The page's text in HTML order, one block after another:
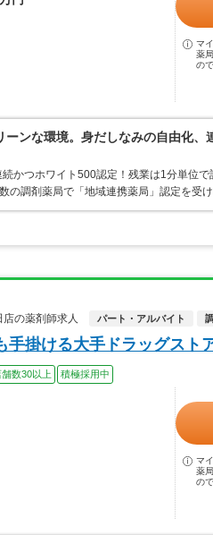
マ
薬
の
ーンな環境。身だしなみの自由化
かつホワイト500認定！残業は1分単位
の調剤薬局で「地域連携薬局」認定を受
の薬剤師求人
パート・アルバイト
手掛ける大手ドラッグスト
舗数30以上 積極採用中
マ
薬
の